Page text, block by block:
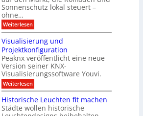
n
e
a
t
e
n
a
n
a
l
y
s
e
d
i
r
e
k
t
e
r
C
o
n
t
r
o
l
l
e
r
m
i
t
K
Sonnenschutz lokal steuert –
ohne…
Weiterlesen:
S
e
u
e
r
u
n
g
f
ü
r
S
Visualisierung und
Projektkonfiguration
Peaknx veröffentlicht eine neue
Version seiner KNX-
Visualisierungssoftware Youvi.
Weiterlesen:
V
s
u
Historische Leuchten fit machen
Städte wollen historische